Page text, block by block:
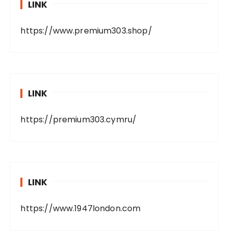
LINK
https://www.premium303.shop/
LINK
https://premium303.cymru/
LINK
https://www.1947london.com